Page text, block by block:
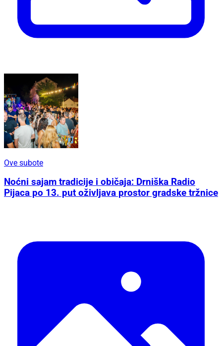
Ove subote
Noćni sajam tradicije i običaja: Drniška Radio
Pijaca po 13. put oživljava prostor gradske tržnice